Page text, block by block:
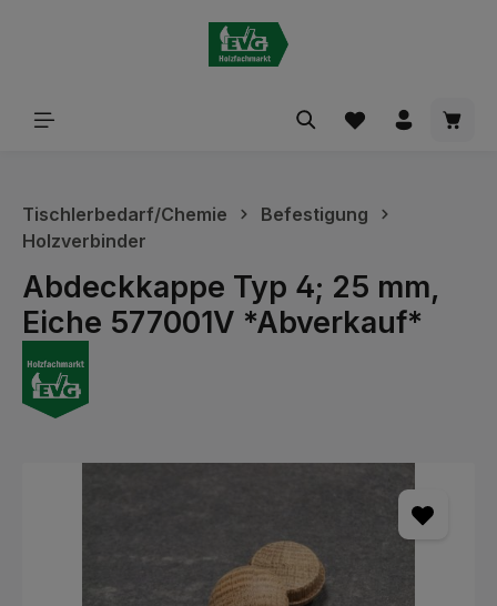
Tischlerbedarf/Chemie
Befestigung
Holzverbinder
Abdeckkappe Typ 4; 25 mm,
Eiche 577001V *Abverkauf*